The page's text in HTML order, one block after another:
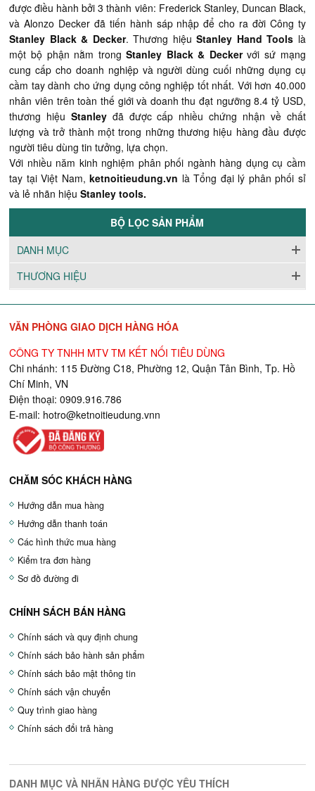
được điều hành bởi 3 thành viên: Frederick Stanley, Duncan Black,
và Alonzo Decker đã tiến hành sáp nhập để cho ra đời Công ty
Stanley Black & Decker. Thương hiệuStanley Hand Tools là
một bộ phận nằm trongStanley Black & Deckervới sứ mạng
cung cấp cho doanh nghiệp và người dùng cuối những dụng cụ
cầm tay dành cho ứng dụng công nghiệp tốt nhất. Với hơn 40.000
nhân viên trên toàn thế giới và doanh thu đạt ngưỡng 8.4 tỷ USD,
thương hiệuStanley đã được cấp nhiều chứng nhận về chất
lượng và trở thành một trong những thương hiệu hàng đầu được
người tiêu dùng tin tưởng, lựa chọn.
Với nhiều năm kinh nghiệm phân phối ngành hàng dụng cụ cầm
tay tại Việt Nam,ketnoitieudung.vn là Tổng đại lý phân phối sỉ
và lẻ nhãn hiệuStanley tools.
BỘ LỌC SẢN PHẨM
DANH MỤC
THƯƠNG HIỆU
VĂN PHÒNG GIAO DỊCH HÀNG HÓA
CÔNG TY TNHH MTV TM KẾT NỐI TIÊU DÙNG
Chi nhánh: 115 Đường C18, Phường 12, Quận Tân Bình, Tp. Hồ
Chí Minh, VN
Điện thoại: 0909.916.786
E-mail: hotro@ketnoitieudung.vnn
CHĂM SÓC KHÁCH HÀNG
Hướng dẫn mua hàng
Hướng dẫn thanh toán
Các hình thức mua hàng
Kiểm tra đơn hàng
Sơ đồ đường đi
CHÍNH SÁCH BÁN HÀNG
Chính sách và quy định chung
Chính sách bảo hành sản phẩm
Chính sách bảo mật thông tin
Chính sách vận chuyển
Quy trình giao hàng
Chính sách đổi trả hàng
DANH MỤC VÀ NHÃN HÀNG ĐƯỢC YÊU THÍCH